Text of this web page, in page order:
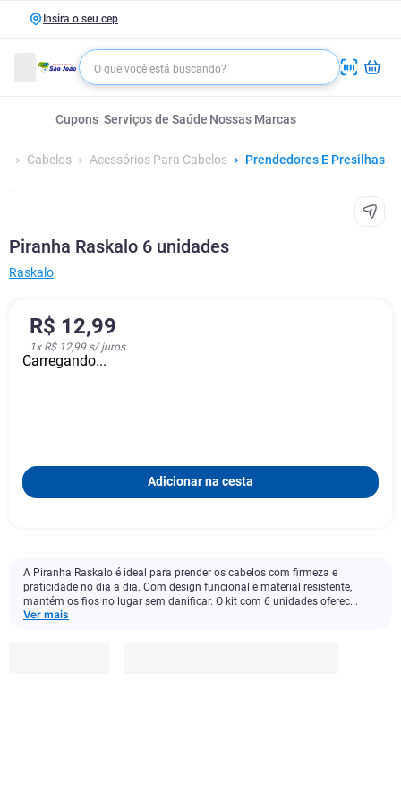
Insira o seu cep
Cupons Serviços de Saúde Nossas Marcas
Cabelos Acessórios Para Cabelos Prendedores E Presilhas
Piranha Raskalo 6 unidades
Raskalo
R$ 12,99
1x R$ 12,99s/ juros
Carregando...
Adicionar na cesta
A Piranha Raskalo é ideal para prender os cabelos com firmeza e
praticidade no dia a dia. Com design funcional e material resistente,
mantém os fios no lugar sem danificar. O kit com 6 unidades oferec...
Ver mais